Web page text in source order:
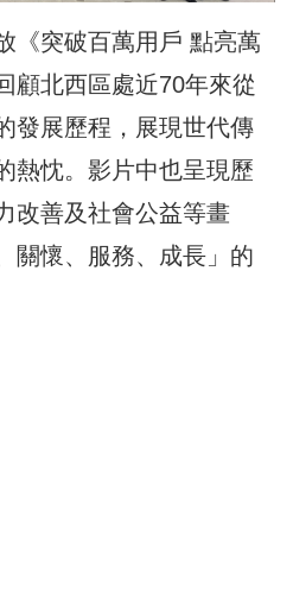
《突破百萬用戶 點亮萬
顧北西區處近70年來從
發展歷程，展現世代傳
熱忱。影片中也呈現歷
改善及社會公益等畫
關懷、服務、成長」的